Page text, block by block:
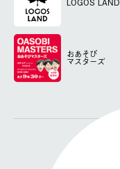
LOGOS LAND
おあそび
マスターズ